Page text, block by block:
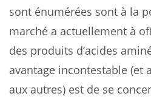
sont énumérées sont à la
marché a actuellement à
des produits d’acides
avantage incontestable (et
aux autres) est de se